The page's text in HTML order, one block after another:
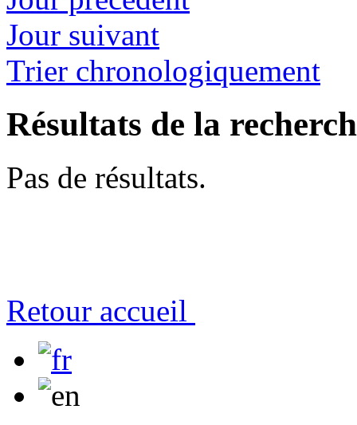
Jour suivant
Trier chronologiquement
Résultats de la
Pas de résultats.
Retour accueil